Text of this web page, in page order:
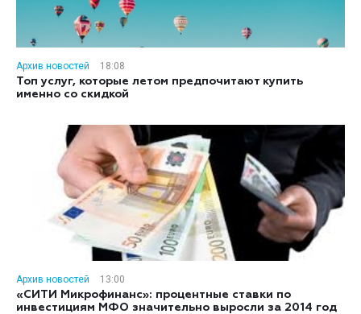
Архив новостей
18:08
Топ услуг, которые летом предпочитают купить
именно со скидкой
Архив новостей
13:00
«СИТИ Микрофинанс»: процентные ставки по
инвестициям МФО значительно выросли за 2014 год